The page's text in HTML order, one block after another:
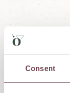
Consent